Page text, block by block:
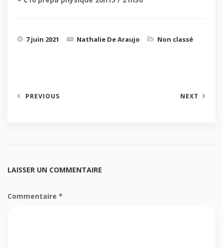
7 juin 2021 Nathalie De Araujo Non classé
PREVIOUS NEXT
LAISSER UN COMMENTAIRE
Commentaire *